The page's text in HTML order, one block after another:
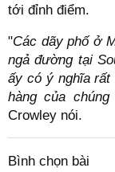
tới đỉnh điểm.
"Các dãy phố ở
ngả đường tại
ấy có ý nghĩa
hàng của
Crowley nói.
Bình chọn bài